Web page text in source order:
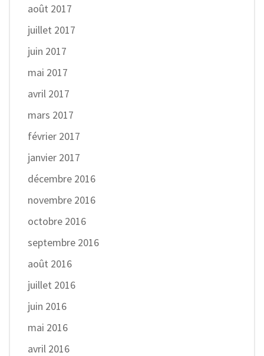
août 2017
juillet 2017
juin 2017
mai 2017
avril 2017
mars 2017
février 2017
janvier 2017
décembre 2016
novembre 2016
octobre 2016
septembre 2016
août 2016
juillet 2016
juin 2016
mai 2016
avril 2016